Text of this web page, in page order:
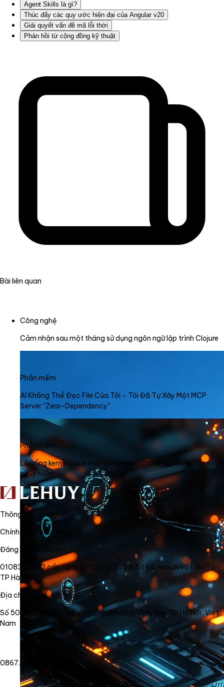
Agent Skills là gì?
Thúc đẩy các quy ước hiện đại của Angular v20
Giải quyết vấn đề mã lỗi thời
Phản hồi từ cộng đồng kỹ thuật
Bài liên quan
Công nghệ
Cảm nhận sau một tháng sử dụng ngôn ngữ lập trình Clojure
Phần mềm
AI Không Thể Đọc File Của Tôi - Tôi Đã Tự Xây Một MCP
Server "Zero-Dependency"
Phần mềm
Lỗ hổng kernel Linux mới "Fragnesia" cho phép leo quyền root
nguy hiểm
Thông tin
Chính sách bảo mật
Đăng ký kinh doanh
0108340562 cấp ngày 27/06/2018 bởi Sở Kế Hoạch và Đầu Tư
TP Hà Nội
Địa chỉ
Số 50, Ngõ 34/56 Phố Vĩnh Tuy, Phường Vĩnh Tuy, TP Hà Nội, Việt
Nam
0867.800.878